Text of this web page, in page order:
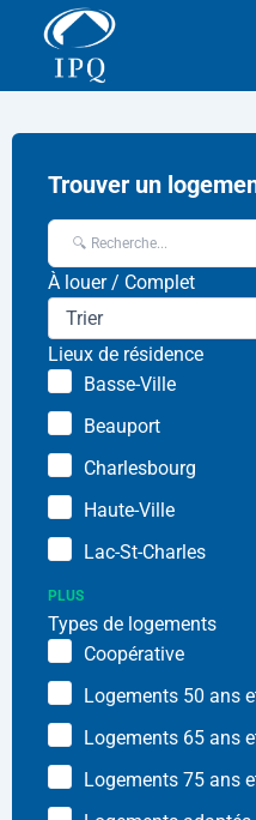
Trouver un
À louer / Complet
Lieux de résidence
Basse-Ville
Beauport
Charlesbourg
Haute-Ville
Lac-St-Charles
PLUS
Types de logements
Coopérative
Logements 50 ans
Logements 65 ans
Logements 75 ans